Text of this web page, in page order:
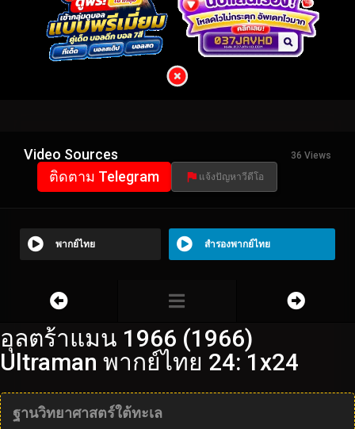
Video Sources 36 Views
ติดตาม Telegram แจ้งปัญหาวีดีโอ
พากย์ไทย สำรองพากย์ไทย
อุลตร้าแมน 1966 (1966)
Ultraman พากย์ไทย 24: 1x24
ฐานวิทยาศาสตร์ใต้ทะเล